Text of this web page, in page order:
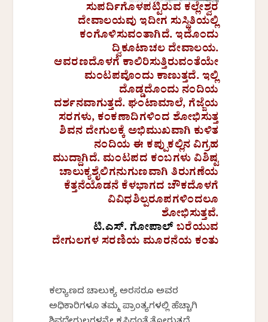
ಸುಪರ್ದಿಗೊಳಪಟ್ಟಿರುವ ಕಲ್ಲೇಶ್ವರ
ದೇವಾಲಯವು ಇದೀಗ ಸುಸ್ಥಿತಿಯಲ್ಲಿ
ಕಂಗೊಳಿಸುವಂತಾಗಿದೆ. ಇದೊಂದು
ದ್ವಿಕೂಟಾಚಲ ದೇವಾಲಯ.
ಆವರಣದೊಳಗೆ ಕಾಲಿರಿಸುತ್ತಿರುವಂತೆಯೇ
ಮಂಟಪವೊಂದು ಕಾಣುತ್ತದೆ. ಇಲ್ಲಿ
ದೊಡ್ಡದೊಂದು ನಂದಿಯ
ದರ್ಶನವಾಗುತ್ತದೆ. ಘಂಟಾಮಾಲೆ, ಗೆಜ್ಜೆಯ
ಸರಗಳು, ಕಂಕಣಾದಿಗಳಿಂದ ಶೋಭಿಸುತ್ತ
ಶಿವನ ದೇಗುಲಕ್ಕೆ ಅಭಿಮುಖವಾಗಿ ಕುಳಿತ
ನಂದಿಯ ಈ ಕಪ್ಪುಕಲ್ಲಿನ ವಿಗ್ರಹ
ಮುದ್ದಾಗಿದೆ. ಮಂಟಪದ ಕಂಬಗಳು ವಿಶಿಷ್ಟ
ಚಾಲುಕ್ಯಶೈಲಿಗನುಗುಣವಾಗಿ ತಿರುಗಣೆಯ
ಕೆತ್ತನೆಯೊಡನೆ ಕೆಳಭಾಗದ ಚೌಕದೊಳಗೆ
ವಿವಿಧಶಿಲ್ಪರೂಪಗಳಿಂದಲೂ
ಶೋಭಿಸುತ್ತವೆ.
ಟಿ.ಎಸ್. ಗೋಪಾಲ್ಬರೆಯುವ
ದೇಗುಲಗಳ ಸರಣಿಯ ಮೂರನೆಯ ಕಂತು
ಕಲ್ಯಾಣದ ಚಾಲುಕ್ಯ ಅರಸರೂ ಅವರ
ಅಧಿಕಾರಿಗಳೂ ತಮ್ಮ ಪ್ರಾಂತ್ಯಗಳಲ್ಲಿ ಹೆಚ್ಚಾಗಿ